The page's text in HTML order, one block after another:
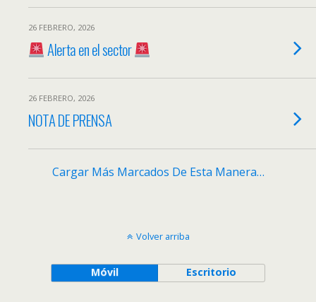
26 FEBRERO, 2026
Alerta en el sector
26 FEBRERO, 2026
NOTA DE PRENSA
Cargar Más Marcados De Esta Manera…
Volver arriba
Móvil Escritorio